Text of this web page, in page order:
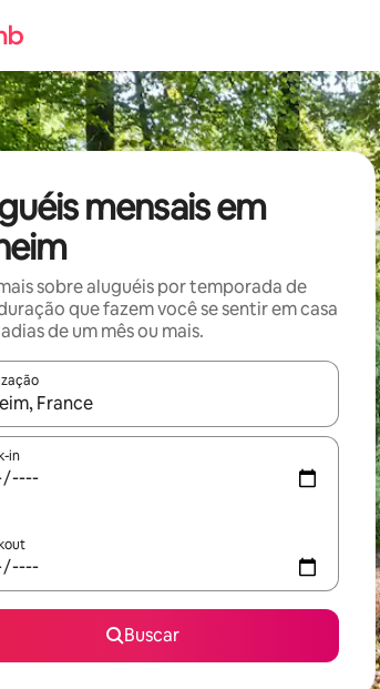
mensais em
sobre aluguéis por temporada de
que fazem você se sentir em casa
de um mês ou mais.
os resultados estiverem disponíveis, explore-os
in
Buscar